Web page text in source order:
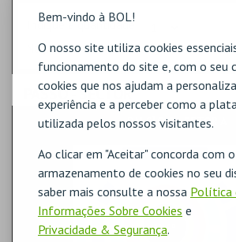
Bem-vindo à BOL!
O nosso site utiliza cookies
funcionamento do site e, com o seu
cookies que nos ajudam a
experiência e a perceber como a
utilizada pelos nossos visitantes.
Ao clicar em "Aceitar" concorda com o
armazenamento de cookies no seu
saber mais consulte a nossa Política
Informações Sobre Cookies e
Privacidade & Segurança.
Indique a quantidade
Na planta, selecione o lugar.
PASSO- SECTOR
BALCÃO 0 - SETOR A